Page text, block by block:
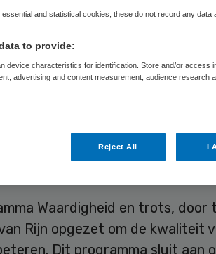
doen mee aan het
Waardigheid en trots op
van het aantal cliënten in
Waardigheid en trots, door
Rijn opgezet om de kwaliteit
Dit programma sluit aan
and statistical cookies, these do not record any data
to provide:
device characteristics for identification. Store and/or access
advertising and content measurement, audience research
Reject All I